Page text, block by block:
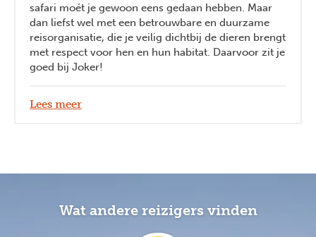
safari moét je gewoon eens gedaan hebben. Maar
dan liefst wel met een betrouwbare en duurzame
reisorganisatie, die je veilig dichtbij de dieren brengt
met respect voor hen en hun habitat. Daarvoor zit je
goed bij Joker!
Lees meer
Wat andere reizigers vinden